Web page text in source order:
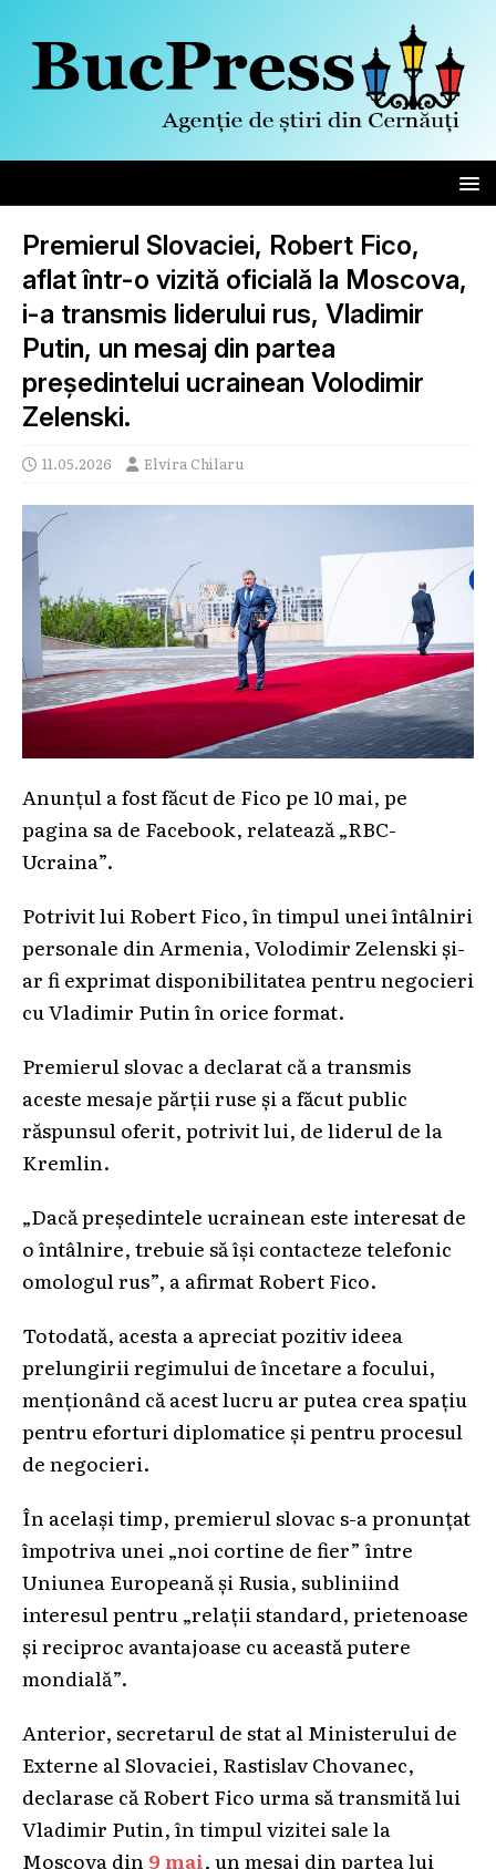
Premierul Slovaciei, Robert Fico,
aflat într-o vizită oficială la Moscova,
i-a transmis liderului rus, Vladimir
Putin, un mesaj din partea
președintelui ucrainean Volodimir
Zelenski.
11.05.2026 Elvira Chilaru
Anunțul a fost făcut de Fico pe 10 mai, pe
pagina sa de Facebook, relatează „RBC-
Ucraina”.
Potrivit lui Robert Fico, în timpul unei întâlniri
personale din Armenia, Volodimir Zelenski și-
ar fi exprimat disponibilitatea pentru negocieri
cu Vladimir Putin în orice format.
Premierul slovac a declarat că a transmis
aceste mesaje părții ruse și a făcut public
răspunsul oferit, potrivit lui, de liderul de la
Kremlin.
„Dacă președintele ucrainean este interesat de
o întâlnire, trebuie să își contacteze telefonic
omologul rus”, a afirmat Robert Fico.
Totodată, acesta a apreciat pozitiv ideea
prelungirii regimului de încetare a focului,
menționând că acest lucru ar putea crea spațiu
pentru eforturi diplomatice și pentru procesul
de negocieri.
În același timp, premierul slovac s-a pronunțat
împotriva unei „noi cortine de fier” între
Uniunea Europeană și Rusia, subliniind
interesul pentru „relații standard, prietenoase
și reciproc avantajoase cu această putere
mondială”.
Anterior, secretarul de stat al Ministerului de
Externe al Slovaciei, Rastislav Chovanec,
declarase că Robert Fico urma să transmită lui
Vladimir Putin, în timpul vizitei sale la
Moscova din9 mai, un mesaj din partea lui